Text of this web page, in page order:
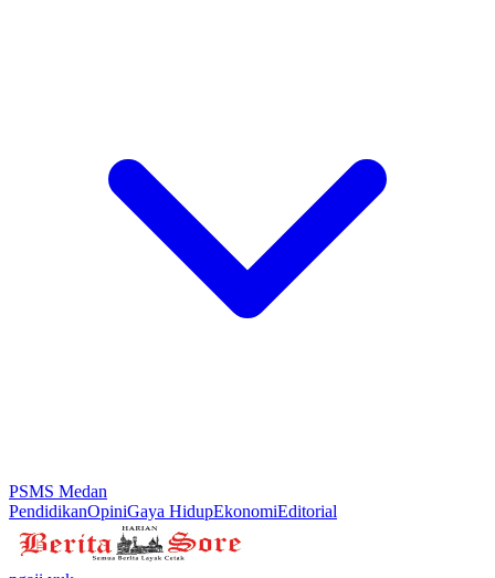
PSMS Medan
PendidikanOpiniGaya HidupEkonomiEditorial